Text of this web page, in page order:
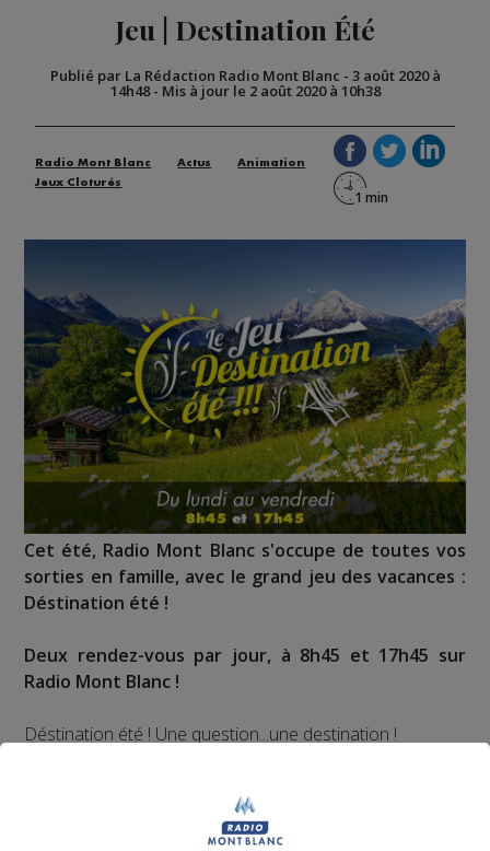
Jeu | Destination Été
Publié par La Rédaction Radio Mont Blanc - 3 août 2020 à
14h48- Mis à jour le 2 août 2020 à 10h38
Radio Mont Blanc Actus
Animation
Jeux Cloturés
Cet été, Radio Mont Blanc s'occupe de toutes vos
sorties en famille, avec le grand jeu des vacances :
Déstination été !
Deux rendez-vous par jour, à 8h45 et 17h45 sur
Radio Mont Blanc !
Déstination été ! Une question...une destination !
bon choix entre les 3 réponses pour repartir avec vos
entrées pour un maximum d'activités dans la région !